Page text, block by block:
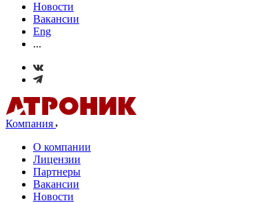
Новости
Вакансии
Eng
...
Компания
О компании
Лицензии
Партнеры
Вакансии
Новости